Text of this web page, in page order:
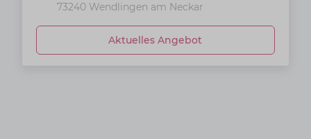
73240 Wendlingen am Neckar
Aktuelles Angebot